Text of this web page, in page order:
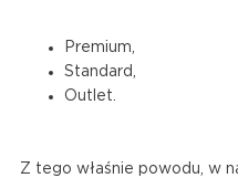
Premium,
Standard,
Outlet.
Z tego właśnie powodu, w